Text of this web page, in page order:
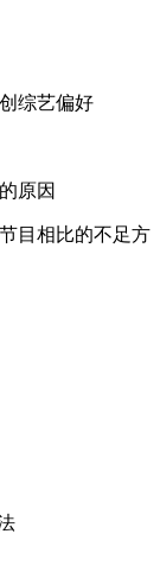
综艺偏好
原因
目相比的不足方